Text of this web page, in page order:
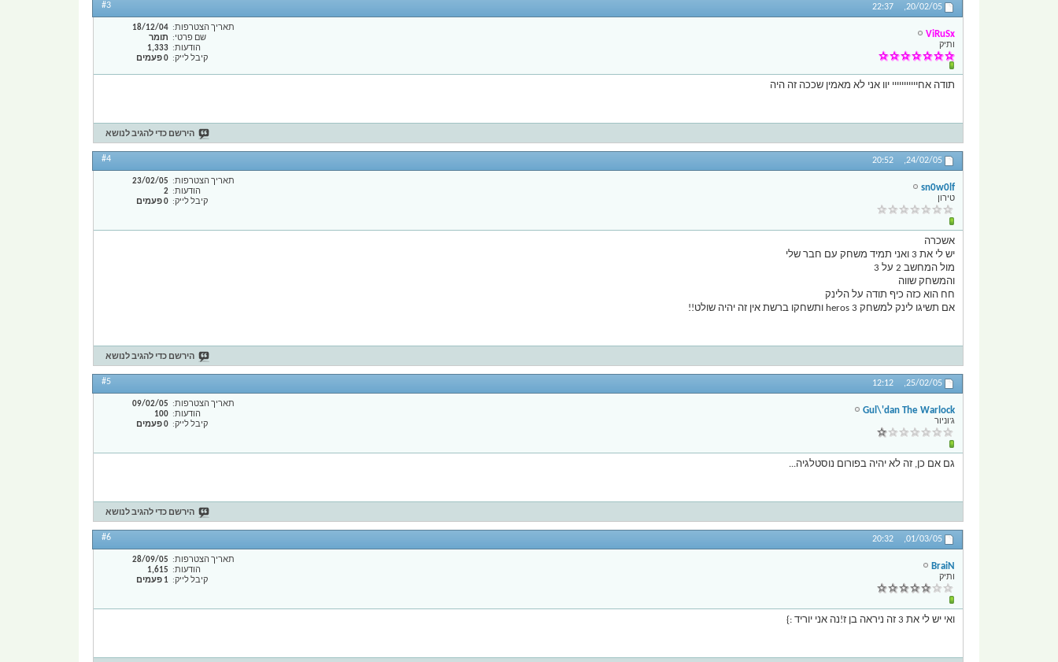
20/02/05,
22:37
#3
ViRuSx
ותיק
תאריך הצטרפות
18/12/04
שם פרטי
תומר
הודעות
1,333
קיבל לייק
0 פעמים
תודה אחייייייייייי יוו אני לא מאמין שככה זה היה
הירשם כדי להגיב לנושא
24/02/05,
20:52
#4
sn0w0lf
טירון
תאריך הצטרפות
23/02/05
הודעות
2
קיבל לייק
0 פעמים
אשכרה
יש לי את 3 ואני תמיד משחק עם חבר שלי
מול המחשב 2 על 3
והמשחק שווה
חח הוא כזה כיף תודה על הלינק
אם תשיגו לינק למשחק heros 3 ותשחקו ברשת אין זה יהיה שולט!!
הירשם כדי להגיב לנושא
25/02/05,
12:12
#5
Gul\'dan The Warlock
ג'וניור
תאריך הצטרפות
09/02/05
הודעות
100
קיבל לייק
0 פעמים
גם אם כן, זה לא יהיה בפורום נוסטלגיה...
הירשם כדי להגיב לנושא
01/03/05,
20:32
#6
BraiN
ותיק
תאריך הצטרפות
28/09/05
הודעות
1,615
קיבל לייק
1 פעמים
ואי יש לי את 3 זה ניראה בן ז!נה אני יוריד :}